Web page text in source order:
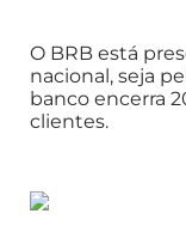
O BRB está
nacional, seja
banco encerra
clientes.